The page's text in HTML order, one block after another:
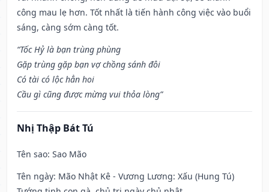
công mau lẹ hơn. Tốt nhất là tiến hành công việc vào buổi
sáng, càng sớm càng tốt.
“Tốc Hỷ là bạn trùng phùng
Gặp trùng gặp bạn vợ chồng sánh đôi
Có tài có lộc hẳn hoi
Cầu gì cũng được mừng vui thỏa lòng”
Nhị Thập Bát Tú
Tên sao: Sao Mão
Tên ngày: Mão Nhật Kê - Vương Lương: Xấu (Hung Tú)